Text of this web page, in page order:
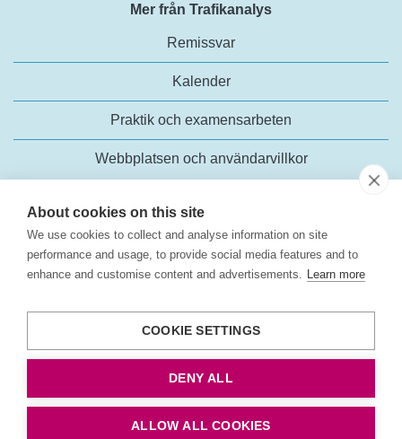
About cookies on this site
We use cookies to collect and analyse information on site
performance and usage, to provide social media features and to
enhance and customise content and advertisements. Learn more
COOKIE SETTINGS
DENY ALL
ALLOW ALL COOKIES
Mer från Trafikanalys
Remissvar
Kalender
Praktik och examensarbeten
Webbplatsen och användarvillkor
Rosenlundsgatan 54
118 63 Stockholm
+46 (0)10-414 42 00